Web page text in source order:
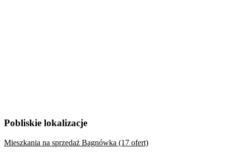
Pobliskie lokalizacje
Mieszkania na sprzedaż Bagnówka (17 ofert)